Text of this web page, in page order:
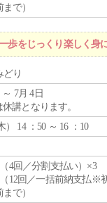
で）
歩をじっくり楽しく身
り
～ 7月 4日
講となります。
） 14 ：50 ～ 16 ：10
（4回／分割支払い）×3
（12回／一括前納支払※
で）